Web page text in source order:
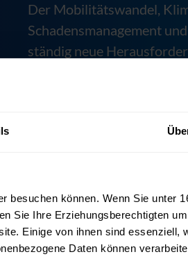
besuchen können. Wenn Sie unter
Sie Ihre Erziehungsberechtigten
Einige von ihnen sind essenziell,
Daten können
Der Mobilitätswandel,
Schadensmanagement
ständig neue
Fachbranche seit über
auszutauschen, Visionen
Dipl.-Ing. Susanne Gieler-